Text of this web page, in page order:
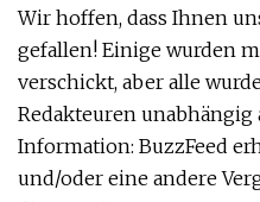
Wir hoffen, dass Ihnen
gefallen! Einige wurden
verschickt, aber alle
Redakteuren
Information: BuzzFeed
und/oder eine andere